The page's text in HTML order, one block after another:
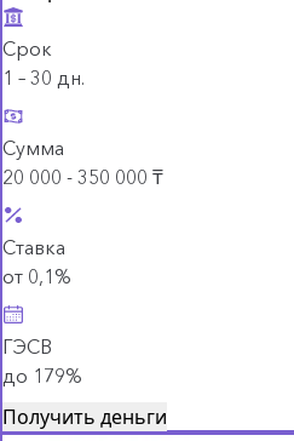
Срок
1 – 30 дн.
Сумма
20 000 - 350 000 ₸
Ставка
от 0,1%
ГЭСВ
до 179%
Получить деньги